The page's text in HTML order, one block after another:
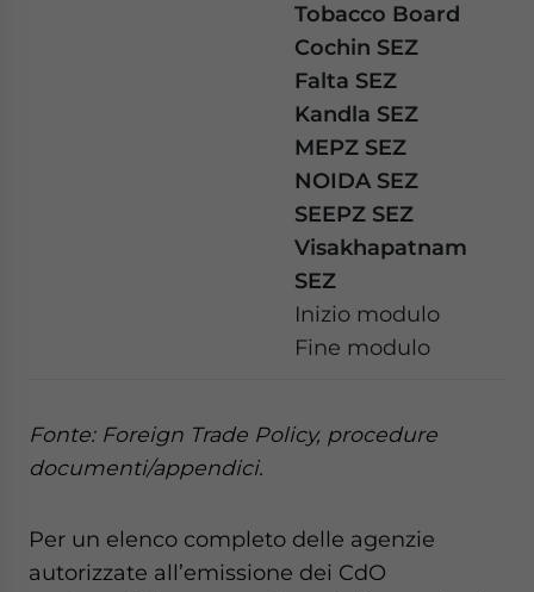
Tobacco Board
Cochin SEZ
Falta SEZ
Kandla SEZ
MEPZ SEZ
NOIDA SEZ
SEEPZ SEZ
Visakhapatnam
SEZ
Inizio modulo
Fine modulo
Fonte: Foreign Trade Policy, procedure
documenti/appendici.
Per un elenco completo delle agenzie
autorizzate all’emissione dei CdO